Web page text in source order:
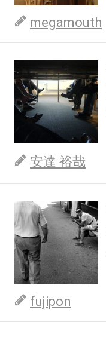
megamouth
安達 裕哉
fujipon